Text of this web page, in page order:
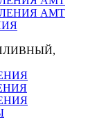
АМТ